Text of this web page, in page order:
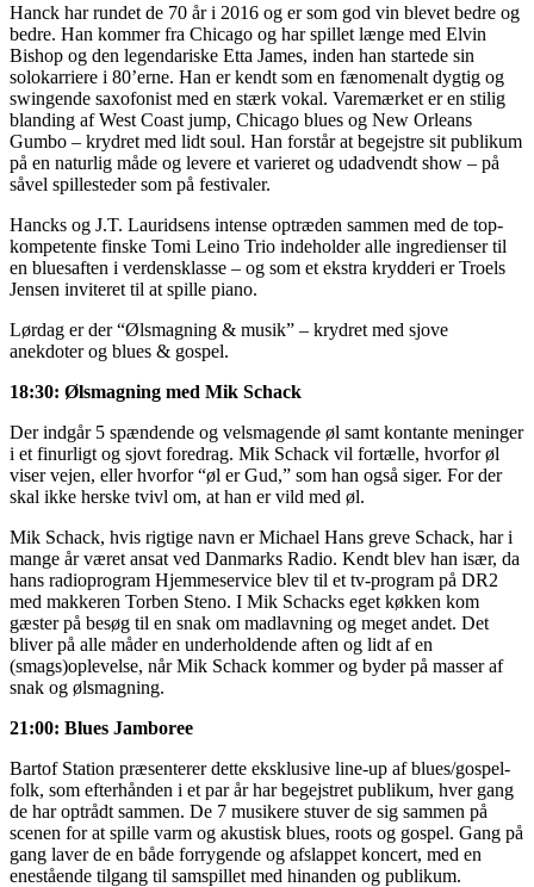
Hanck har rundet de 70 år i 2016 og er som god vin blevet bedre og
bedre. Han kommer fra Chicago og har spillet længe med Elvin
Bishop og den legendariske Etta James, inden han startede sin
solokarriere i 80’erne. Han er kendt som en fænomenalt dygtig og
swingende saxofonist med en stærk vokal. Varemærket er en stilig
blanding af West Coast jump, Chicago blues og New Orleans
Gumbo – krydret med lidt soul. Han forstår at begejstre sit publikum
på en naturlig måde og levere et varieret og udadvendt show – på
såvel spillesteder som på festivaler.
Hancks og J.T. Lauridsens intense optræden sammen med de top-
kompetente finske Tomi Leino Trio indeholder alle ingredienser til
en bluesaften i verdensklasse – og som et ekstra krydderi er Troels
Jensen inviteret til at spille piano.
Lørdag er der “Ølsmagning & musik” – krydret med sjove
anekdoter og blues & gospel.
18:30: Ølsmagning med Mik Schack
Der indgår 5 spændende og velsmagende øl samt kontante meninger
i et finurligt og sjovt foredrag. Mik Schack vil fortælle, hvorfor øl
viser vejen, eller hvorfor “øl er Gud,” som han også siger. For der
skal ikke herske tvivl om, at han er vild med øl.
Mik Schack, hvis rigtige navn er Michael Hans greve Schack, har i
mange år været ansat ved Danmarks Radio. Kendt blev han især, da
hans radioprogram Hjemmeservice blev til et tv-program på DR2
med makkeren Torben Steno. I Mik Schacks eget køkken kom
gæster på besøg til en snak om madlavning og meget andet. Det
bliver på alle måder en underholdende aften og lidt af en
(smags)oplevelse, når Mik Schack kommer og byder på masser af
snak og ølsmagning.
21:00: Blues Jamboree
Bartof Station præsenterer dette eksklusive line-up af blues/gospel-
folk, som efterhånden i et par år har begejstret publikum, hver gang
de har optrådt sammen. De 7 musikere stuver de sig sammen på
scenen for at spille varm og akustisk blues, roots og gospel. Gang på
gang laver de en både forrygende og afslappet koncert, med en
enestående tilgang til samspillet med hinanden og publikum.